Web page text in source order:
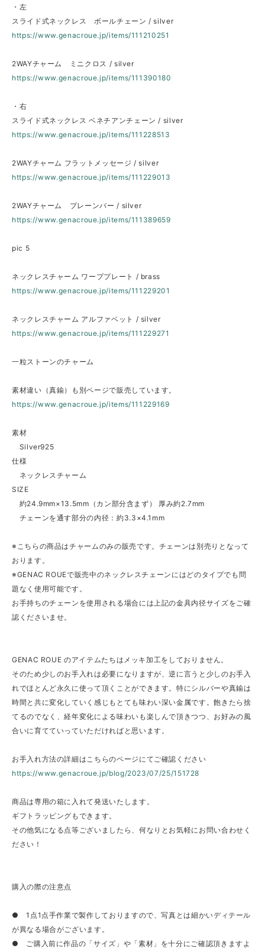
・左
スライド式ネックレス ボールチェーン / silver
https://www.genacroue.jp/items/111210251
2WAYチャーム ミニクロス / silver
https://www.genacroue.jp/items/111390180
・右
スライド式ネックレス ベネチアンチェーン / silver
https://www.genacroue.jp/items/111228513
2WAYチャーム フラットメッセージ / silver
https://www.genacroue.jp/items/111229013
2WAYチャーム プレーンバー / silver
https://www.genacroue.jp/items/111389659
pic 5
ネックレスチャーム ワーププレート / brass
https://www.genacroue.jp/items/111229201
ネックレスチャーム アルファベット / silver
https://www.genacroue.jp/items/111229271
一粒ストーンのチャーム
素材違い（真鍮）も別ページで販売しています。
https://www.genacroue.jp/items/111229169
素材
Silver925
仕様
ネックレスチャーム
SIZE
約24.9mm×13.5mm（カン部分含まず） 厚み約2.7mm
チェーンを通す部分の内径：約3.3×4.1mm
※こちらの商品はチャームのみの販売です。チェーンは別売りとなって
おります。
※GENAC ROUEで販売中のネックレスチェーンにはどのタイプでも問
題なく使用可能です。
お手持ちのチェーンを使用される場合には上記の金具内径サイズをご確
認くださいませ。
GENAC ROUE のアイテムたちはメッキ加工をしておりません。
そのため少しのお手入れは必要になりますが、逆に言うと少しのお手入
れでほとんど永久に使って頂くことができます。特にシルバーや真鍮は
時間と共に変化していく感じもとても味わい深い金属です。飽きたら捨
てるのでなく、経年変化による味わいも楽しんで頂きつつ、お好みの風
合いに育てていっていただければと思います。
お手入れ方法の詳細はこちらのページにてご確認ください
https://www.genacroue.jp/blog/2023/07/25/151728
商品は専用の箱に入れて発送いたします。
ギフトラッピングもできます。
その他気になる点等ございましたら、何なりとお気軽にお問い合わせく
ださい！
購入の際の注意点
● 1点1点手作業で製作しておりますので、写真とは細かいディテール
が異なる場合がございます。
● ご購入前に作品の「サイズ」や「素材」を十分にご確認頂きますよ